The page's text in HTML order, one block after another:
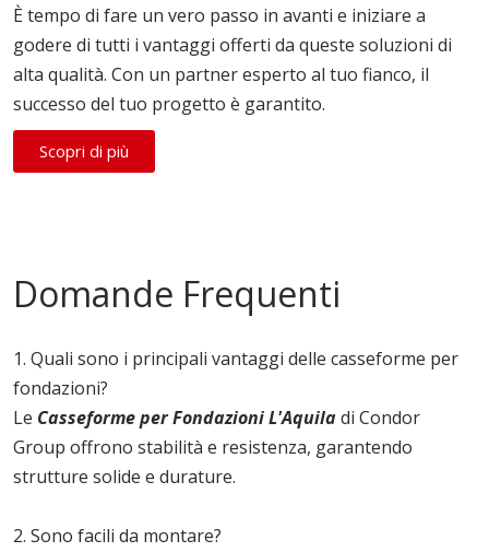
È tempo di fare un vero passo in avanti e iniziare a
godere di tutti i vantaggi offerti da queste soluzioni di
alta qualità. Con un partner esperto al tuo fianco, il
successo del tuo progetto è garantito.
Scopri di più
Domande Frequenti
1. Quali sono i principali vantaggi delle casseforme per
fondazioni?
Le Casseforme per Fondazioni L'Aquiladi Condor
Group offrono stabilità e resistenza, garantendo
strutture solide e durature.
2. Sono facili da montare?